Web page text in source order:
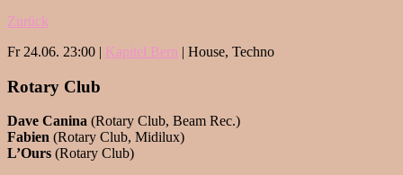
Zurück
Fr 24.06. 23:00 | Kapitel Bern | House, Techno
Rotary Club
Dave Canina (Rotary Club, Beam Rec.)
Fabien (Rotary Club, Midilux)
L’Ours (Rotary Club)